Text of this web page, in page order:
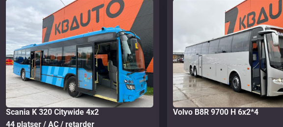
Scania K 320 Citywide 4x2
44 platser / AC / retarder
Volvo B8R 9700 H 6x2*4